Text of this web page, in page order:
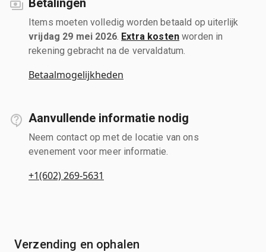
Items moeten volledig worden betaald op uiterlijk
vrijdag 29 mei 2026. Extra kostenworden in
rekening gebracht na de vervaldatum.
Betaalmogelijkheden
Aanvullende informatie nodig
Neem contact op met de locatie van ons
evenement voor meer informatie.
+1(602) 269-5631
Verzending en ophalen